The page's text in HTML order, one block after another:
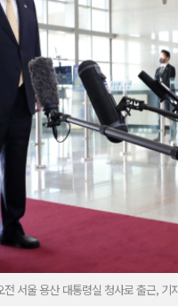
서울 용산 대통령실 청사로 출근, 기